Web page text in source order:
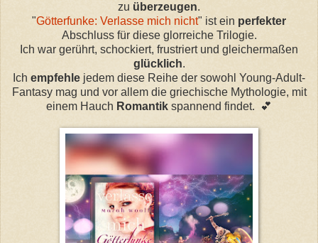
zu überzeugen.
"Götterfunke: Verlasse mich nicht" ist ein perfekter
Abschluss für diese glorreiche Trilogie.
Ich war gerührt, schockiert, frustriert und gleichermaßen
glücklich.
Ich empfehle jedem diese Reihe der sowohl Young-Adult-
Fantasy mag und vor allem die griechischeMythologie, mit
einem Hauch Romantik spannend findet. 💕